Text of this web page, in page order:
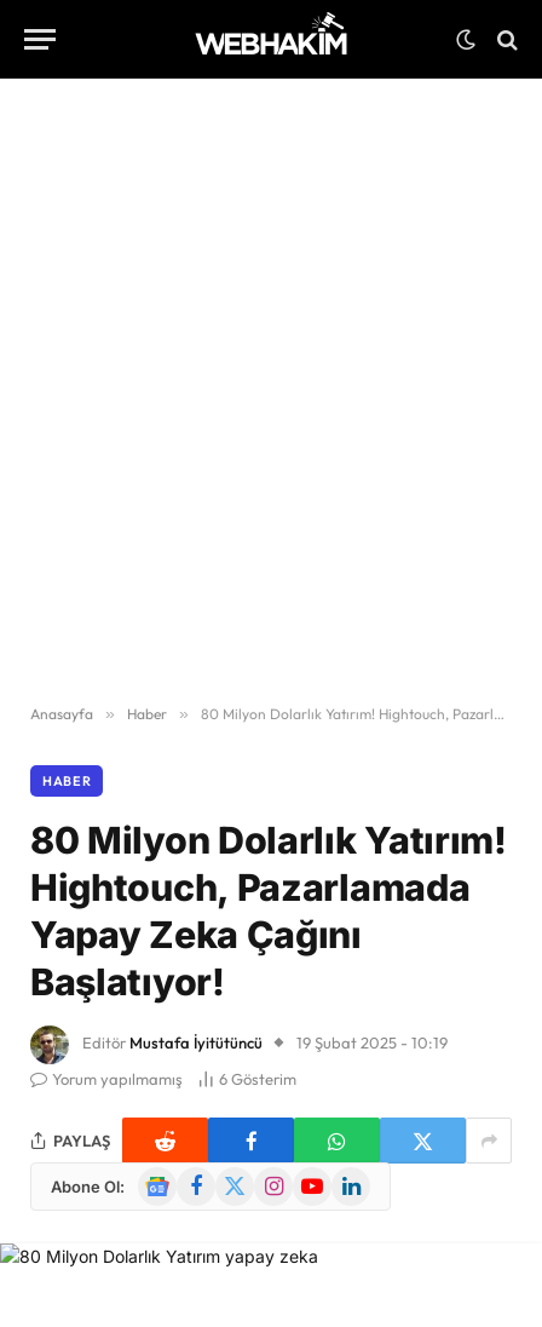
Anasayfa » Haber » 80 Milyon Dolarlık Yatırım! Hightouch, Pazarlamada Yapay Zeka Çağını Başlatıyor!
HABER
80 Milyon Dolarlık Yatırım!
Hightouch, Pazarlamada
Yapay Zeka Çağını
Başlatıyor!
Editör Mustafa İyitütüncü
19 Şubat 2025 - 10:19
Yorum yapılmamış
6Gösterim
PAYLAŞ
Abone Ol:
GoogleFacebook
X
InstagramYouTubeLinkedIn